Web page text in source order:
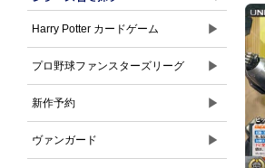
Harry Potter カードゲーム ▶
プロ野球ファンスターズリーグ ▶
新作予約 ▶
ヴァンガード ▶